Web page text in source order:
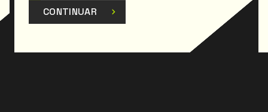
CONTINUAR